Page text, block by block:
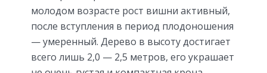
молодом возрасте рост вишни активный,
после вступления в период плодоношения
— умеренный. Дерево в высоту достигает
всего лишь 2,0 — 2,5 метров, его украшает